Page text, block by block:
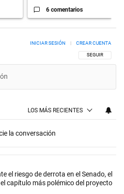
6 comentarios
SIGA ESTA
SEGUIR
INICIAR SESIÓN | CREAR CUENTA
LOS MÁS RECIENTES
la conversación
con más comentarios en los
título "Ley de Tierras: ante el riesgo
el riesgo de derrota en el Senado, el
capítulo más polémico del proyecto